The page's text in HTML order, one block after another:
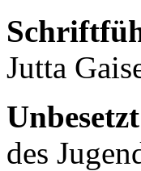
Jutta
Unbesetzt
des